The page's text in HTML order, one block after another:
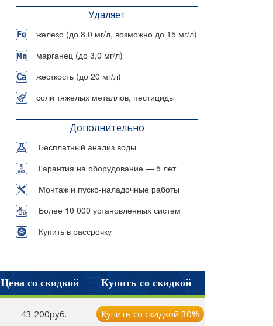
Удаляет
железо (до 8,0 мг/л, возможно до 15 мг/л)
марганец (до 3,0 мг/л)
жесткость (до 20 мг/л)
соли тяжелых металлов, пестициды
Дополнительно
Бесплатный анализ воды
Гарантия на оборудование — 5 лет
Монтаж и пуско-наладочные работы
Более 10 000 установленных систем
Купить в рассрочку
Цена со скидкой Купить со скидкой
43 200руб. Купить со скидкой 30%